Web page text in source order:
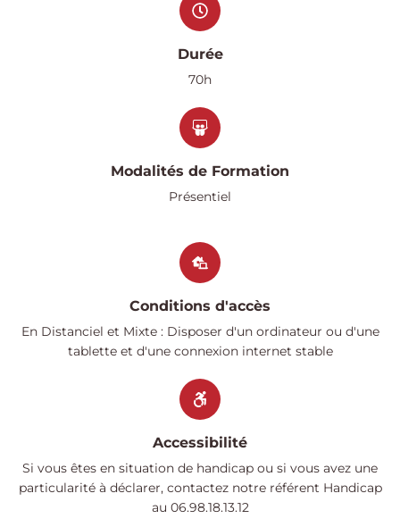
Durée
70h
Modalités de Formation
Présentiel
Conditions d'accès
En Distanciel et Mixte : Disposer d'un ordinateur ou d'une
tablette et d'une connexion internet stable
Accessibilité
Si vous êtes en situation de handicap ou si vous avez une
particularité à déclarer, contactez notre référent Handicap
au 06.98.18.13.12